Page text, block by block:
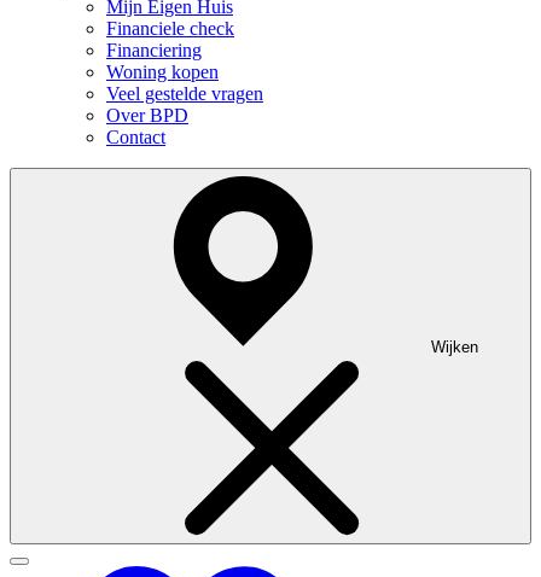
Mijn Eigen Huis
Financiele check
Financiering
Woning kopen
Veel gestelde vragen
Over BPD
Contact
Wijken